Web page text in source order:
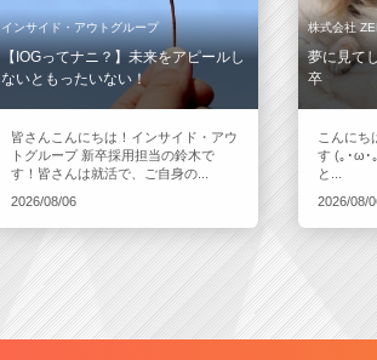
インサイド・アウトグループ
【IOGってナニ？】未来をアピールし
ないともったいない！
皆さんこんにちは！インサイド・アウ
トグループ 新卒採用担当の鈴木で
す！皆さんは就活で、ご自身の...
2026/08/06
株式会社
夢に見て
卒
こんにち
す (｡･ω･
と...
2026/08/